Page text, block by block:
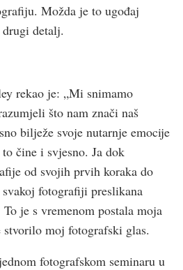
Možda je to ugođaj
detalj.
rekao je: „Mi snimamo
što nam znači naš
bilježe svoje nutarnje emocije
čine i svjesno. Ja dok
od svojih prvih koraka do
svakoj fotografiji preslikana
je s vremenom postala moja
moj fotografski glas.
fotografskom seminaru u